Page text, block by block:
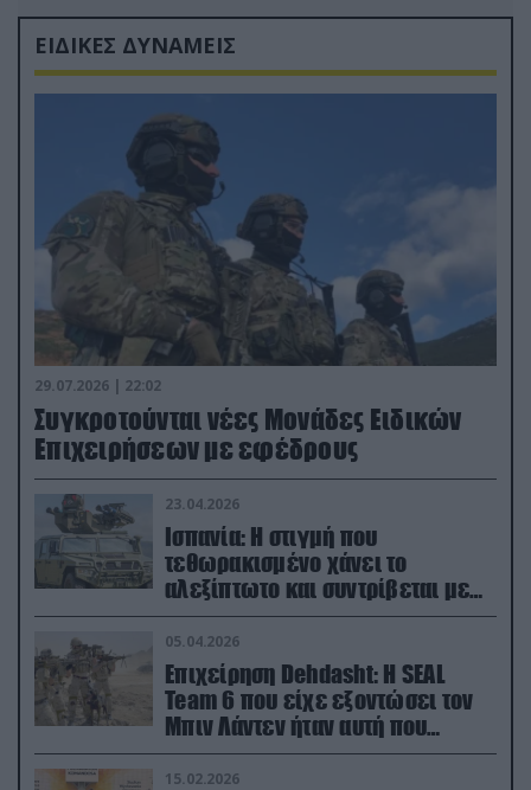
ΕΙΔΙΚΕΣ ΔΥΝΑΜΕΙΣ
29.07.2026 | 22:02
Συγκροτούνται νέες Μονάδες Ειδικών
Επιχειρήσεων με εφέδρους
23.04.2026
Ισπανία: Η στιγμή που
τεθωρακισμένο χάνει το
αλεξίπτωτο και συντρίβεται με
ορμή στο έδαφος (βίντεο)
05.04.2026
Επιχείρηση Dehdasht: Η SEAL
Team 6 που είχε εξοντώσει τον
Μπιν Λάντεν ήταν αυτή που
διέσωσε τον πιλότο του F-15
15.02.2026